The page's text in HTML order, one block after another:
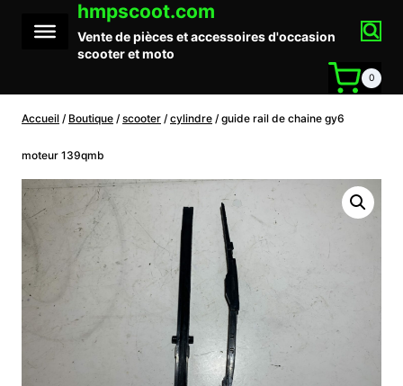
contenu
hmpscoot.com
Vente de pièces et accessoires d'occasion
scooter et moto
0
Accueil / Boutique / scooter / cylindre / guide rail de chaine gy6
moteur 139qmb